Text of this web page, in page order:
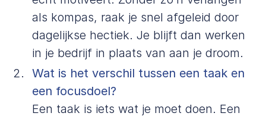
als kompas, raak je snel afgeleid door
dagelijkse hectiek. Je blijft dan werken
in je bedrijf in plaats van aan je droom.
Wat is het verschil tussen een taak en
een focusdoel?
Een taak is iets wat je moet doen. Een